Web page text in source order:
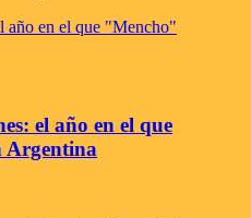
el año en el que
Argentina